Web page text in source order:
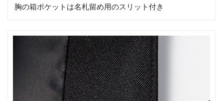
胸の箱ポケットは名札留め用のスリット付き